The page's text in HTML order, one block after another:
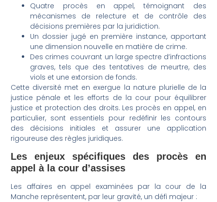
Quatre procès en appel, témoignant des
mécanismes de relecture et de contrôle des
décisions premières par la juridiction.
Un dossier jugé en première instance, apportant
une dimension nouvelle en matière de crime.
Des crimes couvrant un large spectre d’infractions
graves, tels que des tentatives de meurtre, des
viols et une extorsion de fonds.
Cette diversité met en exergue la nature plurielle de la
justice pénale et les efforts de la cour pour équilibrer
justice et protection des droits. Les procès en appel, en
particulier, sont essentiels pour redéfinir les contours
des décisions initiales et assurer une application
rigoureuse des règles juridiques.
Les enjeux spécifiques des procès en
appel à la cour d’assises
Les affaires en appel examinées par la cour de la
Manche représentent, par leur gravité, un défi majeur :